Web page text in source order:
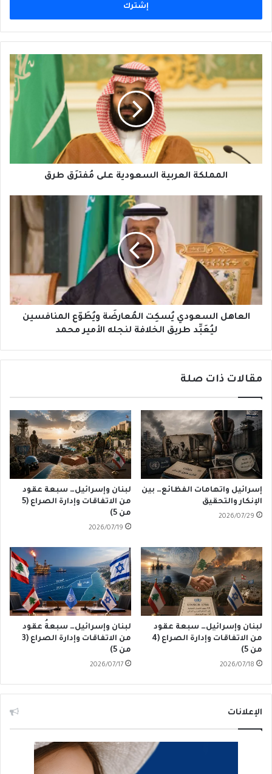
المملكة
على
مُفترَق
المملكة العربية السعودية على مُفترَق طرق
ويُطَوّع
المنافسين
ليُعَبِّد
طريق
الخلافة
لنجلهالعاهل السعودي يُسكِت المُعارضَة ويُطَوّع المنافسين
ليُعَبِّد طريق الخلافة لنجله الأمير محمد
مقالات ذات صلة
إسرائيل واتهامات الفظائع… بين
الإنكار والتحقيق
2026/07/29
لبنان وإسرائيل… سبعة عقود
من الاتفاقات وإدارة الصراع (5
من 5)
2026/07/19
لبنان وإسرائيل… سبعة عقود
من الاتفاقات وإدارة الصراع (4
من 5)
2026/07/18
لبنان وإسرائيل… سبعةُ عقود
من الاتفاقات وإدارة الصراع (3
من 5)
2026/07/17
الإعلانات